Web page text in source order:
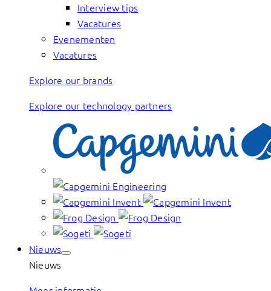
Interview tips
Vacatures
Evenementen
Vacatures
Explore our brands
Explore our technology partners
Nieuws
Nieuws